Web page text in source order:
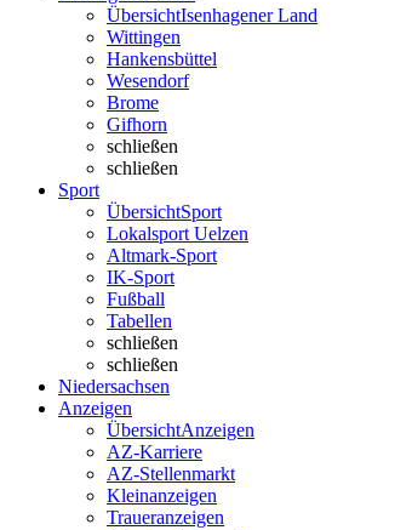
ÜbersichtIsenhagener Land
Wittingen
Hankensbüttel
Wesendorf
Brome
Gifhorn
schließen
schließen
Sport
ÜbersichtSport
Lokalsport Uelzen
Altmark-Sport
IK-Sport
Fußball
Tabellen
schließen
schließen
Niedersachsen
Anzeigen
ÜbersichtAnzeigen
AZ-Karriere
AZ-Stellenmarkt
Kleinanzeigen
Traueranzeigen